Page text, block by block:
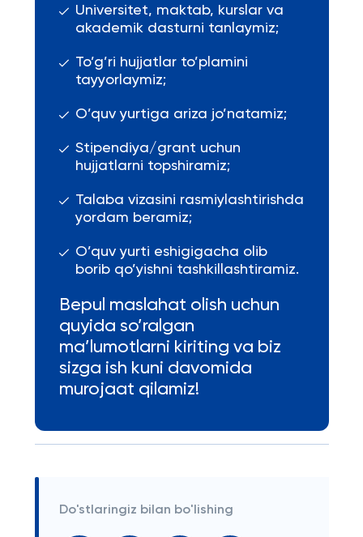
Universitet, maktab, kurslar va
akademik dasturni tanlaymiz;
To’g’ri hujjatlar to’plamini
tayyorlaymiz;
O’quv yurtiga ariza jo’natamiz;
Stipendiya/grant uchun
hujjatlarni topshiramiz;
Talaba vizasini rasmiylashtirishda
yordam beramiz;
O’quv yurti eshigigacha olib
borib qo’yishni tashkillashtiramiz.
Bepul maslahat olish uchun
quyida so’ralgan
ma’lumotlarni kiriting va biz
sizga ish kuni davomida
murojaat qilamiz!
Do'stlaringiz bilan bo'lishing